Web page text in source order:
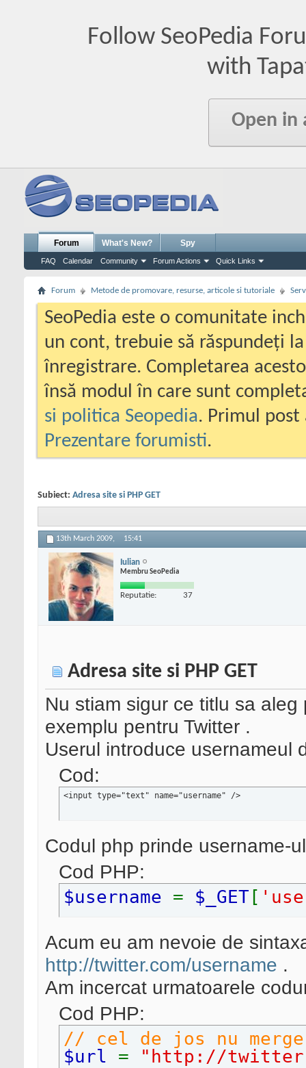
Follow SeoPedia
with
Open in
Forum
FAQ Calendar Community Forum Actions Quick Links
What's New? Spy
Forum Metode de promovare, resurse, articole si tutoriale
SeoPedia este o comunitate
un cont, trebuie să răspundeți
înregistrare. Completarea
însă modul în care sunt
si politica Seopedia. Primul
Prezentare forumisti.
Subiect: Adresa site si PHP GET
13th March 2009, 15:41
Iulian
Membru SeoPedia
Reputatie: 37
Adresa site si PHP GET
Nu stiam sigur ce titlu sa
exemplu pentru Twitter .
Userul introduce usernameul
Cod:
<input type="text" name="username" />
Codul php prinde username-
Cod PHP:
$username = $_GET [
Acum eu am nevoie de
http://twitter.com/username .
Am incercat urmatoarele
Cod PHP:
// cel de jos nu merge
$url =
"http://